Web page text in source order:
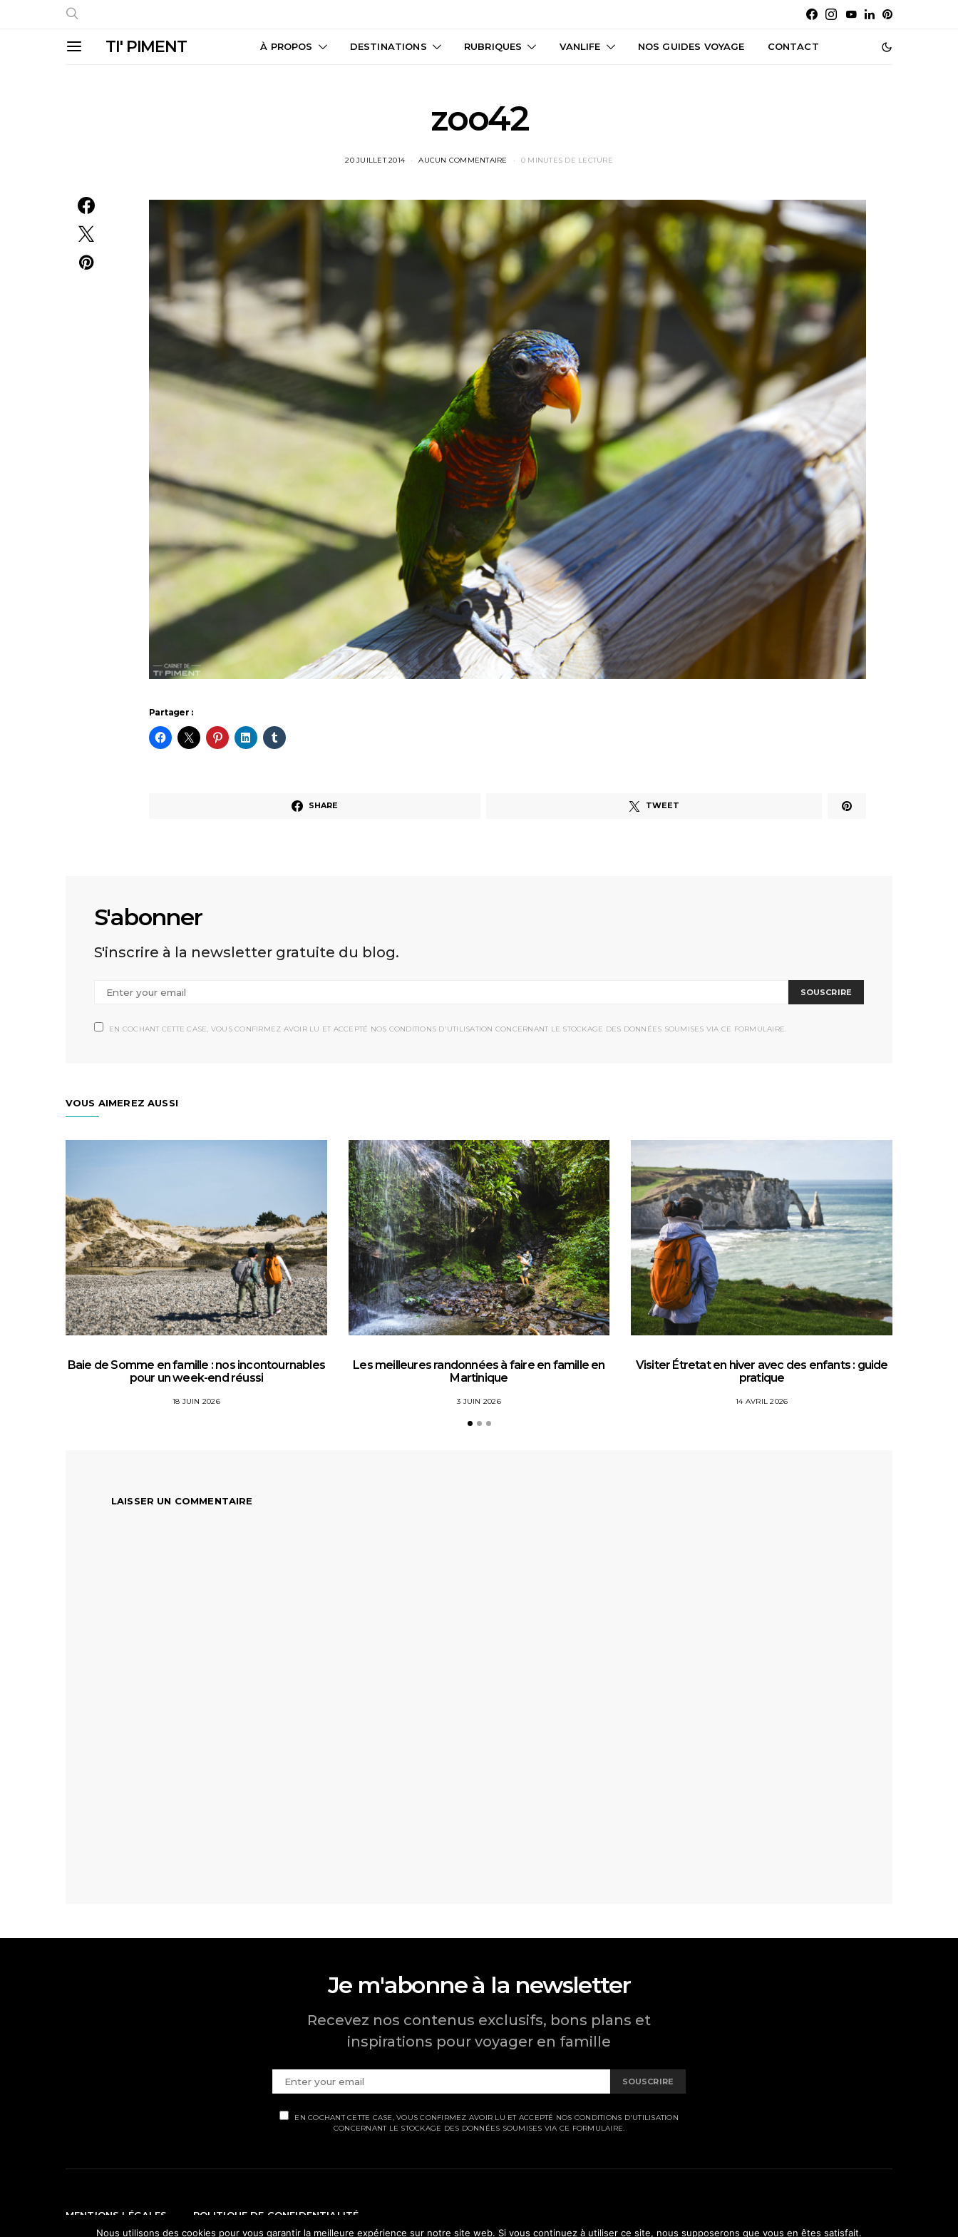
TI' PIMENT À PROPOS DESTINATIONS RUBRIQUES VANLIFE NOS GUIDES VOYAGE CONTACT
zoo42
20 JUILLET 2014 AUCUN COMMENTAIRE 0 MINUTES DE LECTURE
Partager :
SHARE TWEET
S'abonner
S'inscrire à la newsletter gratuite du blog.
SOUSCRIRE
EN COCHANT CETTE CASE, VOUS CONFIRMEZ AVOIR LU ET ACCEPTÉ NOS CONDITIONS D'UTILISATION CONCERNANT LE STOCKAGE DES DONNÉES SOUMISES VIA CE FORMULAIRE.
VOUS AIMEREZ AUSSI
Baie de Somme en famille : nos incontournables
pour un week-end réussi
18 JUIN 2026
Les meilleures randonnées à faire en famille en
Martinique
3 JUIN 2026
Visiter Étretat en hiver avec des enfants : guide
pratique
14 AVRIL 2026
LAISSER UN COMMENTAIRE
Je m'abonne à la newsletter
Recevez nos contenus exclusifs, bons plans et
inspirations pour voyager en famille
SOUSCRIRE
EN COCHANT CETTE CASE, VOUS CONFIRMEZ AVOIR LU ET ACCEPTÉ NOS CONDITIONS D'UTILISATION
CONCERNANT LE STOCKAGE DES DONNÉES SOUMISES VIA CE FORMULAIRE.
MENTIONS LÉGALES POLITIQUE DE CONFIDENTIALITÉ
Nous utilisons des cookies pour vous garantir la meilleure expérience sur notre site web. Si vous continuez à utiliser ce site, nous supposerons que vous en êtes satisfait.